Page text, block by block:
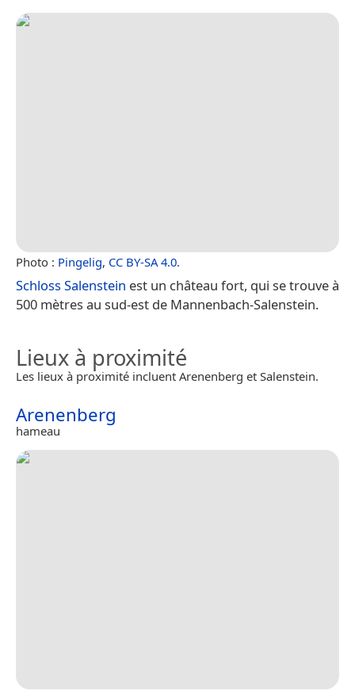
Photo : Pingelig, CC BY-SA 4.0.
Schloss Salenstein est un château fort, qui se trouve à
500 mètres au sud-est de Mannenbach-Salenstein.
Lieux à proximité
Les lieux à proximité incluent Arenenberg et Salenstein.
Arenenberg
hameau